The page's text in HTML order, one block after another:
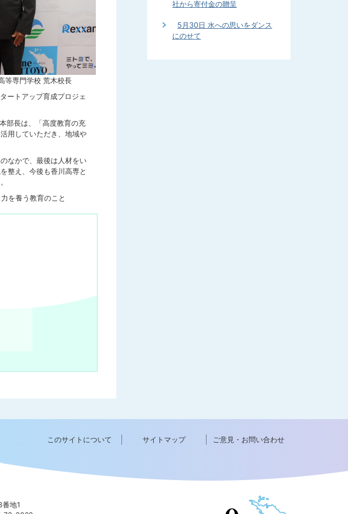
等専門学校 荒木校長
ートアップ育成プロジェ
部長は、「高度教育の充
用していただき、地域や
なかで、最後は人材をい
整え、今後も香川高専と
を養う教育のこと
社から寄付金の贈呈
5月30日 水への思いをダンス
にのせて
このサイトについて サイトマップ ご意見・お問い合わせ
地1